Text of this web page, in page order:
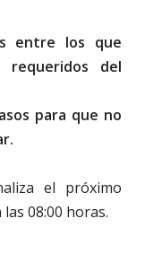
entre los que
requeridos del
para que no
el próximo
08:00 horas.